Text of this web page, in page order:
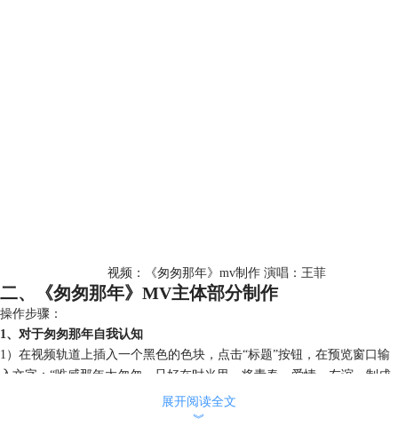
视频：《匆匆那年》mv制作 演唱：王菲
二、《匆匆那年》MV主体部分制作
操作步骤：
1、对于匆匆那年自我认知
1）在视频轨道上插入一个黑色的色块，点击“标题”按钮，在预览窗口输
入文字：“唯感那年太匆匆，只好在时光里，将青春、爱情、友谊，制成
2）双击标题素材，设置其标题动画为：弹出特效。
展开阅读全文
︾